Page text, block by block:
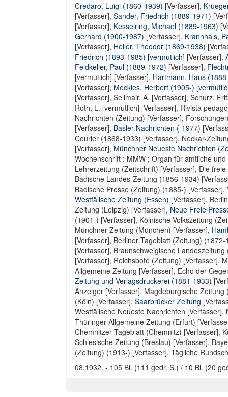
Credaro, Luigi (1860-1939) [Verfasser],
[Verfasser], Sander, Friedrich (1889-1971)
[Verfasser], Kesselring, Michael (1889-1963)
Gerhard (1900-1987) [Verfasser], Krannhals,
[Verfasser], Heller, Theodor (1869-1938)
Friedrich (1893-1985) [vermutlich] [Verfasser],
Feldkeller, Paul (1889-1972) [Verfasser],
[vermutlich] [Verfasser], Hartmann, Hans
[Verfasser], Meckies, Herbert (1905-)
[Verfasser], Sellmair, A. [Verfasser], Schurz,
Roth, L. [vermutlich] [Verfasser], Rivista
Nachrichten (Zeitung) [Verfasser],
[Verfasser], Basler Nachrichten (-1977)
Courier (1868-1933) [Verfasser], Neckar-
[Verfasser], Münchner Neueste Nachrichten
Wochenschrift : MMW ; Organ für amtliche
Lehrerzeitung (Zeitschrift) [Verfasser], Die
Badische Landes-Zeitung (1856-1934)
Badische Presse (Zeitung) (1885-) [Verfasser],
Westfälische Zeitung (Essen) [Verfasser],
Zeitung (Leipzig) [Verfasser], Neue Freie
(1901-) [Verfasser], Kölnische Volkszeitung
Münchner Zeitung (München) [Verfasser],
[Verfasser], Berliner Tageblatt (Zeitung)
[Verfasser], Braunschweigische
[Verfasser], Reichsbote (Zeitung) [Verfasser],
Allgemeine Zeitung [Verfasser], Echo der
Zeitung und Verlagsdruckerei (1881-1933)
Anzeiger [Verfasser], Magdeburgische
(Köln) [Verfasser], Saarbrücker Zeitung
Westfälische Neueste Nachrichten [Verfasser],
Thüringer Allgemeine Zeitung (Erfurt)
Chemnitzer Tageblatt (Chemnitz) [Verfasser],
Schlesische Zeitung (Breslau) [Verfasser],
(Zeitung) (1913-) [Verfasser], Tägliche
08.1932. - 105 Bl. (111 gedr. S.) / 10 Bl. (20